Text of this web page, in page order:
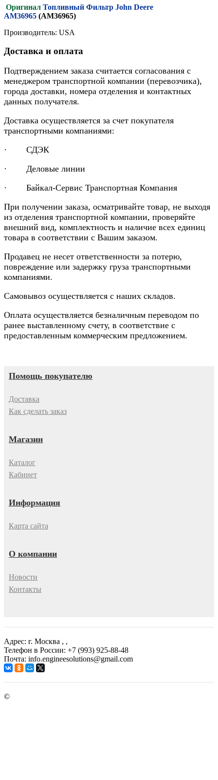
Оригинал Топливный Фильтр John Deere
AM36965 (AM36965)
Производитель: USA
Доставка и оплата
Подтверждением заказа считается согласования с
менеджером транспортной компании (перевозчика),
города доставки, номера отделения и контактных
данных получателя.
Доставка осуществляется за счет покупателя
транспортными компаниями:
· СДЭК
· Деловые линии
· Байкал-Сервис Транспортная Компания
При получении заказа, осматривайте товар, не выходя
из отделения транспортной компании, проверяйте
внешний вид, комплектность и наличие всех единиц
товара в соответствии с Вашим заказом.
Продавец не несет ответственности за потерю,
повреждение или задержку груза транспортными
компаниями.
Самовывоз осуществляется с наших складов.
Оплата осуществляется безналичным переводом по
ранее выставленному счету, в соответствие с
предоставленным коммерческим предложением.
Помощь покупателю
Доставка
Как сделать заказ
Магазин
Каталог
Кабинет
Информация
Карта сайта
О компании
Новости
Контакты
Адрес: г. Москва , ,
Телефон в России: +7 (993) 925-88-48
Почта: info.engineesolutions@gmail.com
©